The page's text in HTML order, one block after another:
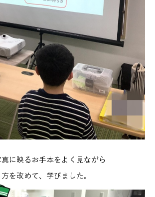
に映るお手本をよく見ながら
を改めて、学びました。